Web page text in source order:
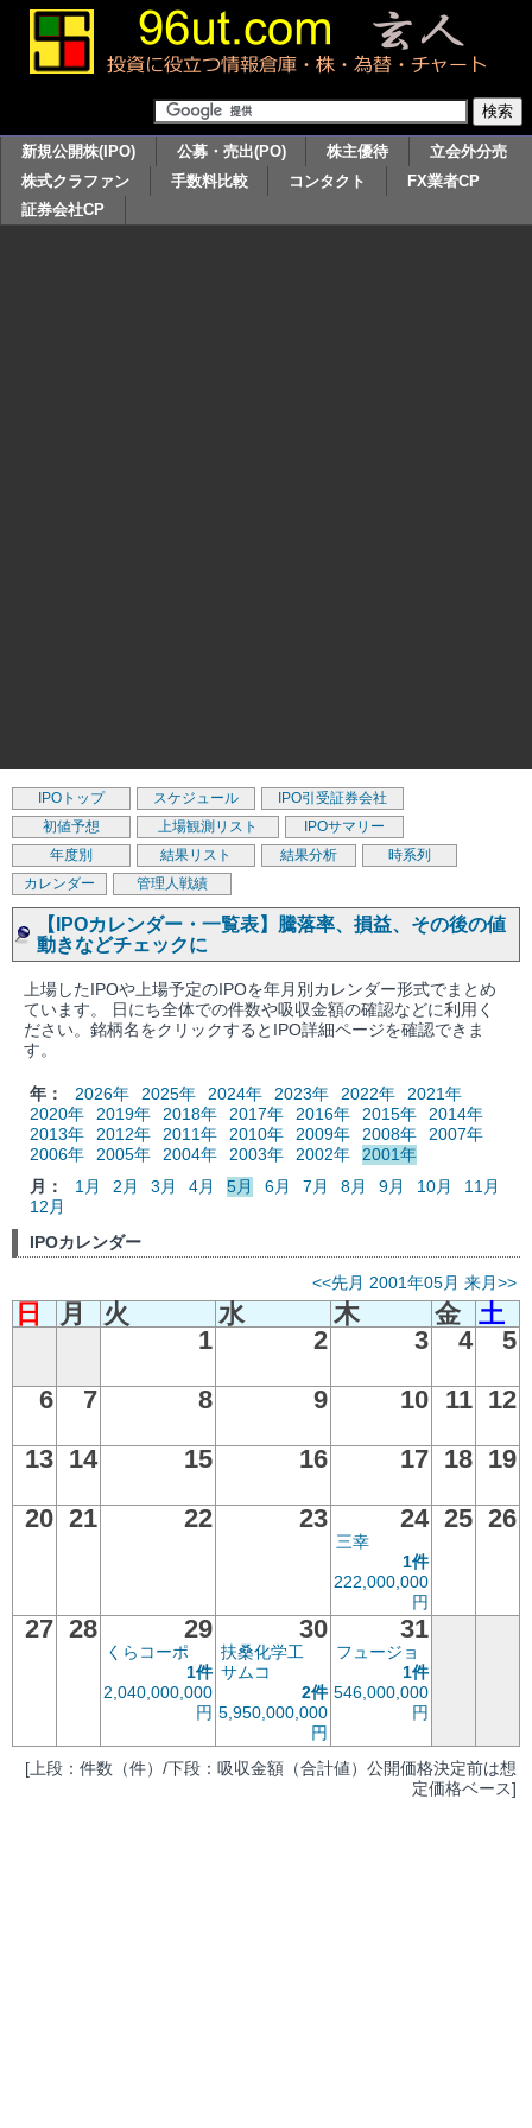
新規公開株(IPO) 公募・売出(PO) 株主優待
立会外分売
株式クラファン
手数料比較 コンタクト
FX業者CP
証券会社CP
IPOトップ スケジュール
IPO引受証券会社
初値予想
上場観測リスト
IPOサマリー
年度別
結果リスト 結果分析
時系列
カレンダー
管理人戦績
【IPOカレンダー・一覧表】騰落率、損益、その後の値
動きなどチェックに
上場したIPOや上場予定のIPOを年月別カレンダー形式でまとめ
ています。 日にち全体での件数や吸収金額の確認などに利用く
ださい。銘柄名をクリックするとIPO詳細ページを確認できま
す。
年： 2026年 2025年 2024年 2023年 2022年
2021年
2020年
2019年 2018年 2017年 2016年 2015年
2014年
2013年
2012年 2011年 2010年 2009年 2008年
2007年
2006年
2005年 2004年 2003年 2002年
2001年
月：
1月 2月 3月 4月 5月 6月 7月 8月 9月 10月
11月
12月
IPOカレンダー
<<先月 2001年05月 来月>>
日 月 火 水 木 金 土
1
2 3 4
5
6
7 8 9 10 11 12
13 14 15 16 17 18 19
20 21 22 23 24
三幸
1件
222,000,000
円
25 26
27 28 29
くらコーポ
1件
2,040,000,000
円
30
扶桑化学工
サムコ
2件
5,950,000,000
円
31
フュージョ
1件
546,000,000
円
[上段：件数（件）/下段：吸収金額（合計値）公開価格決定前は想
定価格ベース]